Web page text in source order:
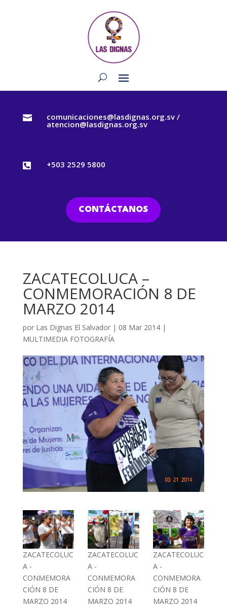
 comunicaciones@lasdignas.org.sv /
atencion@lasdignas.org.sv
 +503 2529 5800
CONTÁCTANOS
ZACATECOLUCA –
CONMEMORACIÓN 8 DE
MARZO 2014
por Las Dignas El Salvador| 08 Mar 2014|
MULTIMEDIA FOTOGRAFÍA
ZACATECOLUC
A -
CONMEMORA
CIÓN 8 DE
MARZO 2014
ZACATECOLUC
A -
CONMEMORA
CIÓN 8 DE
MARZO 2014
ZACATECOLUC
A -
CONMEMORA
CIÓN 8 DE
MARZO 2014